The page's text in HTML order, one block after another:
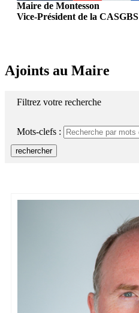
Maire de Montesson
Vice-Président de la CASGBS
Ajoints au Maire
Filtrez votre recherche
Mots-clefs :
rechercher